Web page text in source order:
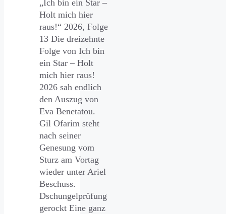
„Ich bin ein Star –
Holt mich hier
raus!“ 2026, Folge
13 Die dreizehnte
Folge von Ich bin
ein Star – Holt
mich hier raus!
2026 sah endlich
den Auszug von
Eva Benetatou.
Gil Ofarim steht
nach seiner
Genesung vom
Sturz am Vortag
wieder unter Ariel
Beschuss.
Dschungelprüfung
gerockt Eine ganz